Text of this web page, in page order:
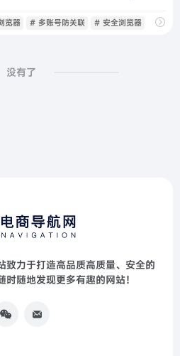
览器 # 多账号防关联 # 安全浏览器
没有了
致力于打造高品质高质量、安全的
随地发现更多有趣的网站！